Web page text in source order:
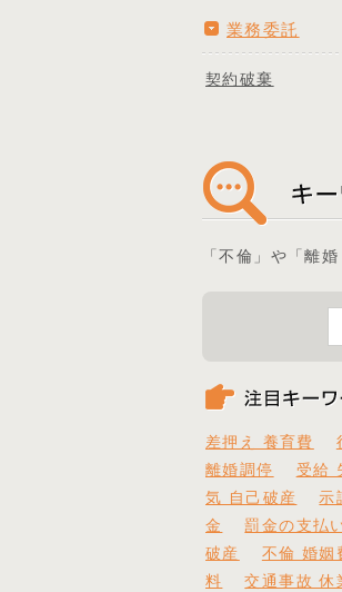
業務委託
契約破棄
「不倫」や「離
差押え 養育費
離婚調停
受給
気 自己破産
示
金
罰金の支払
破産
不倫 婚姻
料
交通事故 休